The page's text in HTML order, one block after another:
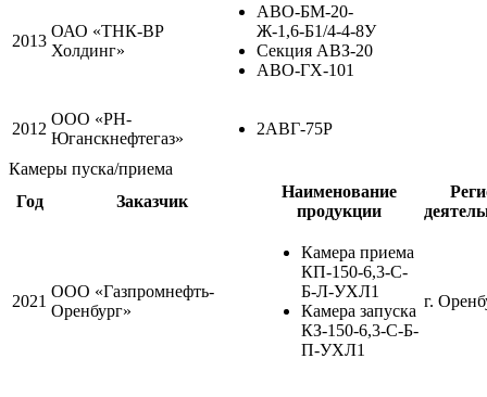
2013
ОАО «ТНК-ВР
Холдинг»
АВО-БМ-20-
Ж-1,6-Б1/4-4-8У
Секция АВЗ-20
АВО-ГХ-101
2012
ООО «РН-
Юганскнефтегаз»
2АВГ-75Р
Камеры пуска/приема
Год
Заказчик
Наименование
продукции
2021
ООО «Газпромнефть-
Оренбург»
Камера приема
КП-150-6,3-С-
Б-Л-УХЛ1
Камера запуска
КЗ-150-6,3-С-Б-
П-УХЛ1
г.